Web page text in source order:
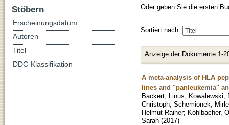
Oder geben Sie die ersten
Sortiert nach:
Anzeige der Dokumente 1-
A meta-analysis of HLA
lines and "panleukemia"
Backert, Linus; Kowalewski,
Christoph; Schemionek, Mirle
Helmut Rainer; Kohlbacher,
Sarah (2017)
Stöbern
Erscheinungsdatum
Autoren
Titel
DDC-Klassifikation